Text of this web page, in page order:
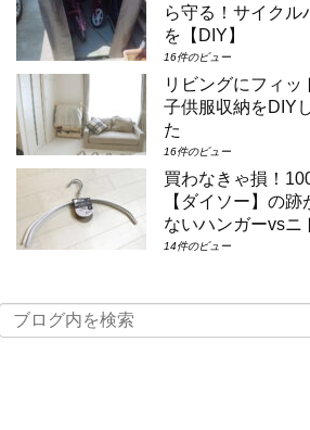
ら守る！サイクル
を【DIY】
16件のビュー
リビングにフィッ
子供服収納をDIY
た
16件のビュー
買わなきゃ損！
【ダイソー】の跡
ないハンガーvsニ
14件のビュー